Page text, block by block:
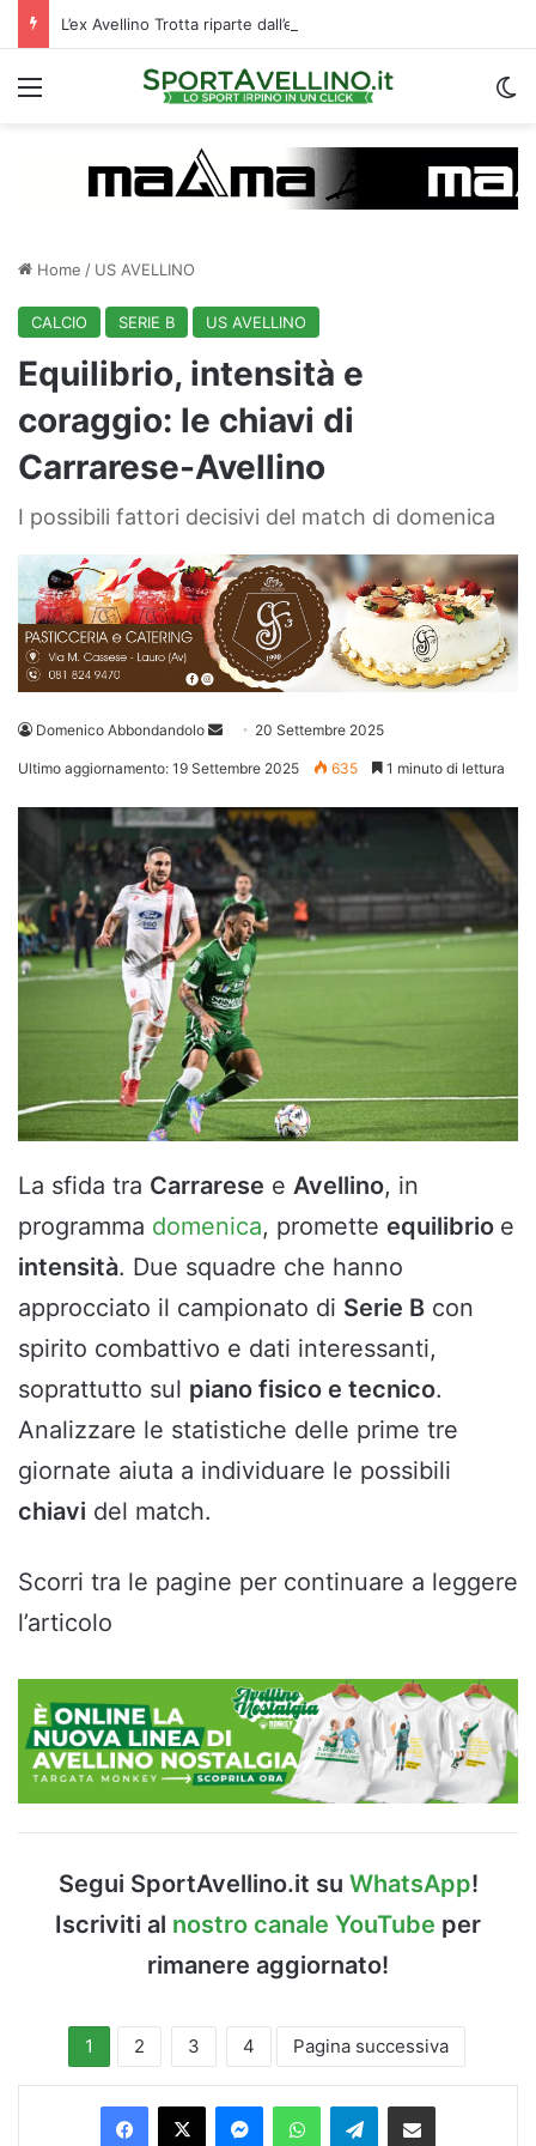
L’ex Avellino Trotta riparte dall’estero: i dettagli
Menu
Home / US AVELLINO
CALCIO SERIE B US AVELLINO
Equilibrio, intensità e
coraggio: le chiavi di
Carrarese-Avellino
I possibili fattori decisivi del match di domenica
Domenico Abbondandolo
Invia 20 Settembre 2025
Ultimo aggiornamento: 19 Settembre 2025 635 1 minuto di lettura
La sfida tra Carrarese e Avellino, in
programma domenica, promette equilibrio e
intensità. Due squadre che hanno
approcciato il campionato di Serie B con
spirito combattivo e dati interessanti,
soprattutto sul piano fisico e tecnico.
Analizzare le statistiche delle prime tre
giornate aiuta a individuare le possibili
chiavi del match.
Scorri tra le pagine per continuare a leggere
l’articolo
Segui SportAvellino.it su WhatsApp!
Iscriviti al nostro canale YouTube per
rimanere aggiornato!
1 2 3 4 Pagina successiva
Facebook
X MessengerWhatsAppTelegramCondividi via Email